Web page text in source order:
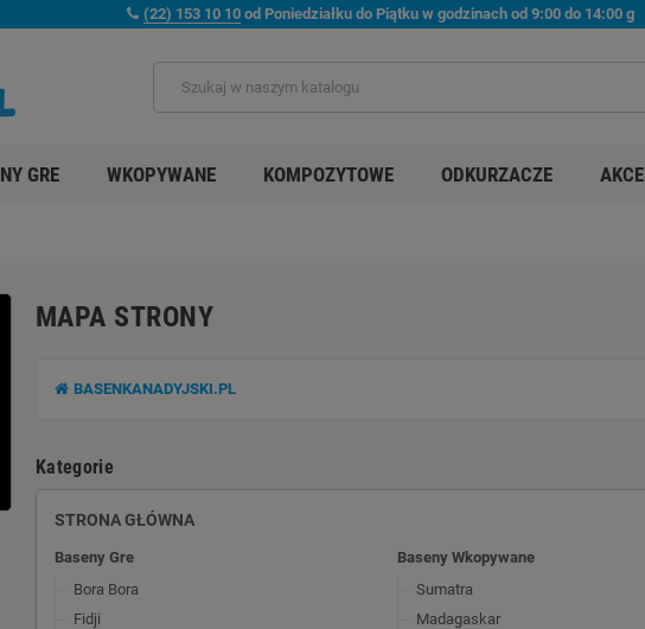
(22) 153 10 10 od Poniedziałku do Piątku w godzinach od 9:00 do 14:00 g
GRE WKOPYWANE KOMPOZYTOWE ODKURZACZE
MAPA STRONY
BASENKANADYJSKI.PL
Kategorie
STRONA GŁÓWNA
Baseny Gre
Bora Bora
Fidji
Baseny Wkopywane
Sumatra
Madagaskar